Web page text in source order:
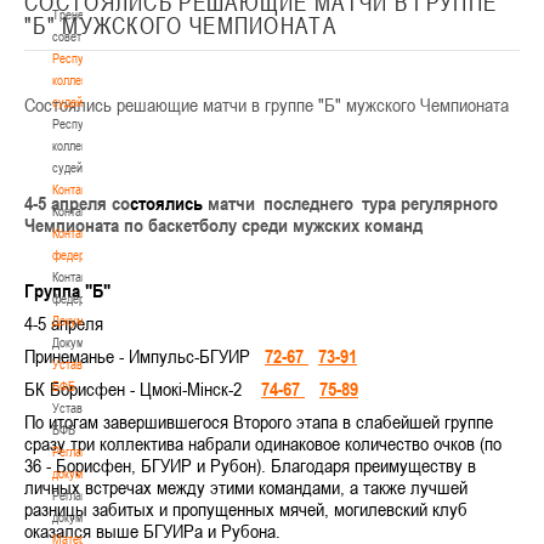
Тренерский
совет
Республиканская
коллегия
судей
Республиканская
коллегия
судей
Контакты
Контакты
Контакты
федерации
Контакты
федерации
Документы
Документы
Устав
БФБ
Устав
БФБ
Регламентирующие
документы
Регламентирующие
документы
Материалы
"Б" МУЖСКОГО ЧЕМПИОНАТА
Состоялись решающие матчи в группе "Б" мужского Чемпионата
4-5 апреля состоялись матчи последнего тура регулярного
Чемпионата по баскетболу среди мужских команд
Группа "Б"
4-5 апреля
Принеманье - Импульс-БГУИР 72-67
73-91
БК Борисфен - Цмокi-Мiнск-2
74-67
75-89
По итогам завершившегося Второго этапа в слабейшей группе
сразу три коллектива набрали одинаковое количество очков (по
36 - Борисфен, БГУИР и Рубон). Благодаря преимуществу в
личных встречах между этими командами, а также лучшей
разницы забитых и пропущенных мячей, могилевский клуб
оказался выше БГУИРа и Рубона.